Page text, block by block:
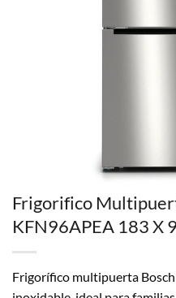
Frigorifico
KFN96APEA 183 X
Frigorífico multipuerta